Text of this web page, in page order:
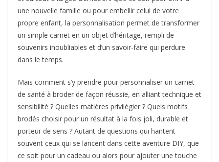
une nouvelle famille ou pour embellir celui de votre
propre enfant, la personnalisation permet de transformer
un simple carnet en un objet d’héritage, rempli de
souvenirs inoubliables et d’un savoir-faire qui perdure
dans le temps.
Mais comment s’y prendre pour personnaliser un carnet
de santé à broder de façon réussie, en alliant technique et
sensibilité ? Quelles matières privilégier ? Quels motifs
brodés choisir pour un résultat à la fois joli, durable et
porteur de sens ? Autant de questions qui hantent
souvent ceux qui se lancent dans cette aventure DIY, que
ce soit pour un cadeau ou alors pour ajouter une touche